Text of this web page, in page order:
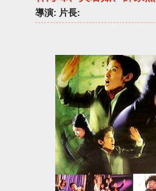
導演: 片長: